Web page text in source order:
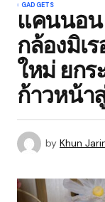
GADGETS
แคนนอน
กล้องมิเ
ใหม่ ยกร
ก้าวหน้า
by Khun